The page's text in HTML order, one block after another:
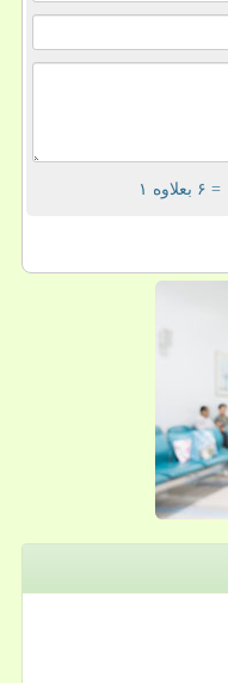
= ۶ بعلاوه ۱